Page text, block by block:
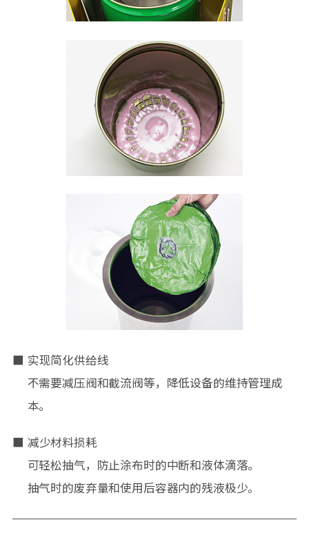
实现简化供给线
不需要减压阀和截流阀等，降低设备的维持管理成
本。
减少材料损耗
可轻松抽气，防止涂布时的中断和液体滴落。
抽气时的废弃量和使用后容器内的残液极少。